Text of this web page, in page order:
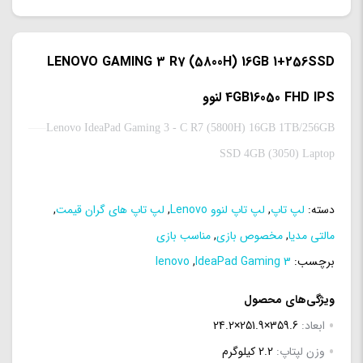
LENOVO GAMING 3 R7 (5800H) 16GB 1+256SSD
4GB16050 FHD IPS لنوو
Lenovo IdeaPad Gaming 3 - C R7 (5800H) 16GB 1TB/256GB
SSD 4GB (3050) Laptop
دسته: لپ تاپ, لپ تاپ لنوو Lenovo , لپ تاپ های گران قیمت,
مالتی مدیا,مخصوص بازی,مناسب بازی
برچسب: IdeaPad Gaming 3
,
lenovo
ویژگی‌های محصول
ابعاد: 359.6×251.9×24.2
وزن لپتاپ: 2.2 کیلوگرم